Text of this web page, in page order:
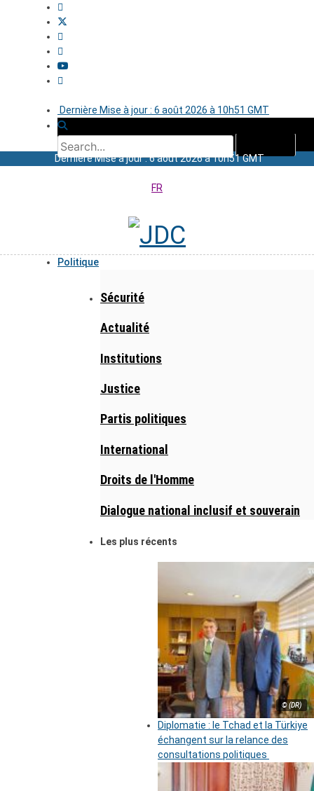
Dernière Mise à jour : 6 août 2026 à 10h51 GMT
Dernière Mise à jour : 6 août 2026 à 10h51 GMT
FR
Politique
Sécurité
Actualité
Institutions
Justice
Partis politiques
International
Droits de l'Homme
Dialogue national inclusif et souverain
Les plus récents
© (DR)
Diplomatie : le Tchad et la Türkiye
échangent sur la relance des
consultations politiques